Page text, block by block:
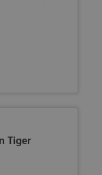
Tiger